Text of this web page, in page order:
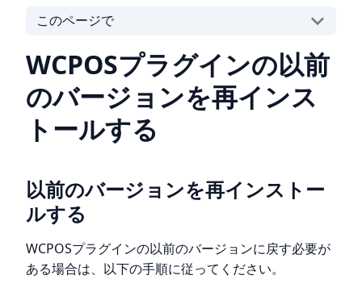
このページで
WCPOSプラグインの以前
のバージョンを再インス
トールする
以前のバージョンを再インストー
ルする
WCPOSプラグインの以前のバージョンに戻す必要が
ある場合は、以下の手順に従ってください。